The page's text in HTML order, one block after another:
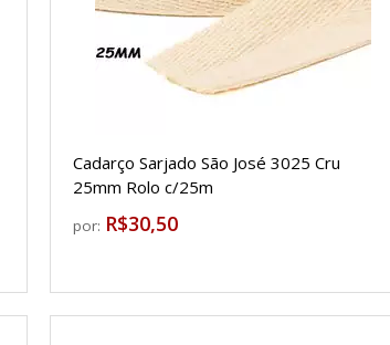
Cadarço Sarjado São José 3025 Cru
25mm Rolo c/25m
por: R$30,50